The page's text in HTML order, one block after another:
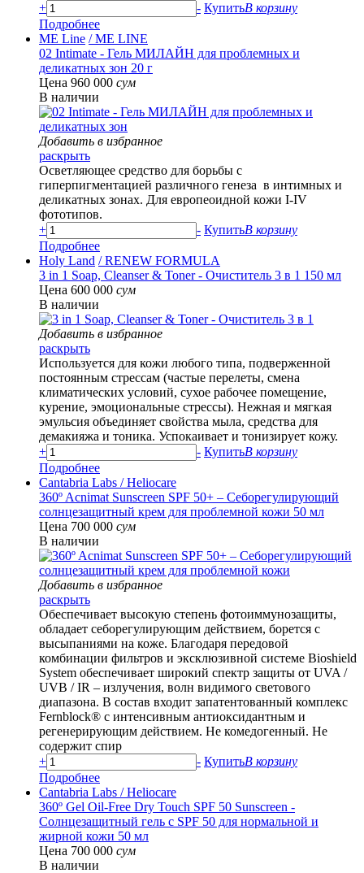
+
- КупитьВ корзину
Подробнее
ME Line / ME LINE
02 Intimate - Гель МИЛАЙН для проблемных и
деликатных зон 20 г
Цена 960 000 сум
В наличии
Добавить в избранное
раскрыть
Осветляющее средство для борьбы с
гиперпигментацией различного генеза в интимных и
деликатных зонах. Для европеоидной кожи I-IV
фототипов.
+
- КупитьВ корзину
Подробнее
Holy Land / RENEW FORMULA
3 in 1 Soap, Cleanser & Toner - Очиститель 3 в 1 150 мл
Цена 600 000 сум
В наличии
Добавить в избранное
раскрыть
Используется для кожи любого типа, подверженной
постоянным стрессам (частые перелеты, смена
климатических условий, сухое рабочее помещение,
курение, эмоциональные стрессы). Нежная и мягкая
эмульсия объединяет свойства мыла, средства для
демакияжа и тоника. Успокаивает и тонизирует кожу.
+
- КупитьВ корзину
Подробнее
Cantabria Labs / Heliocare
360º Acnimat Sunscreen SPF 50+ – Себорегулирующий
солнцезащитный крем для проблемной кожи 50 мл
Цена 700 000 сум
В наличии
Добавить в избранное
раскрыть
Обеспечивает высокую степень фотоиммунозащиты,
обладает себорегулирующим действием, борется с
высыпаниями на коже. Благодаря передовой
комбинации фильтров и эксклюзивной системе Bioshield
System обеспечивает широкий спектр защиты от UVA /
UVB / IR – излучения, волн видимого светового
диапазона. В состав входит запатентованный комплекс
Fernblock® с интенсивным антиоксидантным и
регенерирующим действием. Не комедогенный. Не
содержит спир
+
- КупитьВ корзину
Подробнее
Cantabria Labs / Heliocare
360º Gel Oil-Free Dry Touch SPF 50 Sunscreen -
Солнцезащитный гель с SPF 50 для нормальной и
жирной кожи 50 мл
Цена 700 000 сум
В наличии